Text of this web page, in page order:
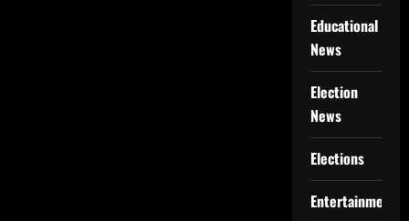
Educational
News
Election
News
Elections
Entertainment